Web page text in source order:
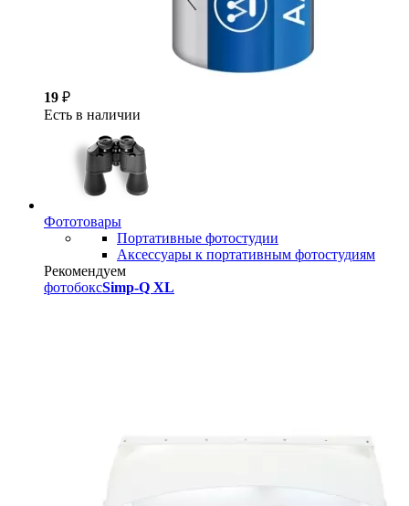
19 ₽
Есть в наличии
Фототовары
Портативные фотостудии
Аксессуары к портативным фотостудиям
Рекомендуем
фотобоксSimp-Q XL